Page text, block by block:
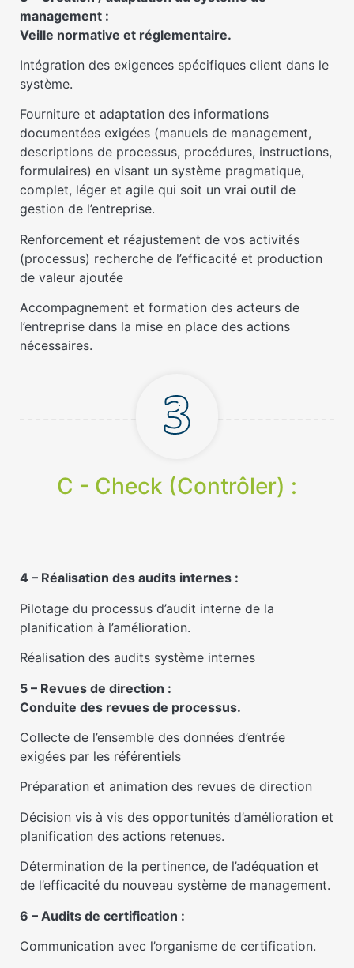
management :
Veille normative et réglementaire.
Intégration des exigences spécifiques client dans le
système.
Fourniture et adaptation des informations
documentées exigées (manuels de management,
descriptions de processus, procédures, instructions,
formulaires) en visant un système pragmatique,
complet, léger et agile qui soit un vrai outil de
gestion de l’entreprise.
Renforcement et réajustement de vos activités
(processus) recherche de l’efficacité et production
de valeur ajoutée
Accompagnement et formation des acteurs de
l’entreprise dans la mise en place des actions
nécessaires.
C - Check (Contrôler) :
4 – Réalisation des audits internes :
Pilotage du processus d’audit interne de la
planification à l’amélioration.
Réalisation des audits système internes
5 – Revues de direction :
Conduite des revues de processus.
Collecte de l’ensemble des données d’entrée
exigées par les référentiels
Préparation et animation des revues de direction
Décision vis à vis des opportunités d’amélioration et
planification des actions retenues.
Détermination de la pertinence, de l’adéquation et
de l’efficacité du nouveau système de management.
6 – Audits de certification :
Communication avec l’organisme de certification.